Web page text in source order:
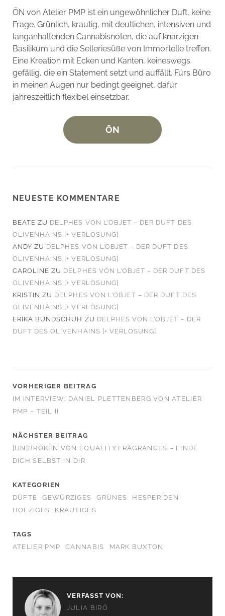
ŌN von Atelier PMP ist ein ungewöhnlicher Duft, keine
Frage. Grünlich, krautig, mit deutlichen, intensiven und
langanhaltenden Cannabisnoten, die auf knarzigen
Basilikum und die Selleriesüße von Immortelle treffen.
Eine Kreation mit Ecken und Kanten, keineswegs
gefällig, die ein Statement setzt und auffällt. Fürs Büro
in meinen Augen nur bedingt geeignet, dafür
jahreszeitlich flexibel einsetzbar.
ŌN
NEUESTE KOMMENTARE
BEATE ZU DELPHES VON L’OBJET – DER DUFT DES
OLIVENHAINS [+ VERLOSUNG]
ANDY ZU DELPHES VON L’OBJET – DER DUFT DES
OLIVENHAINS [+ VERLOSUNG]
CAROLINE ZU DELPHES VON L’OBJET – DER DUFT DES
OLIVENHAINS [+ VERLOSUNG]
KRISTIN ZU DELPHES VON L’OBJET – DER DUFT DES
OLIVENHAINS [+ VERLOSUNG]
ERIKA BUNDSCHUH ZU DELPHES VON L’OBJET – DER
DUFT DES OLIVENHAINS [+ VERLOSUNG]
VORHERIGER BEITRAG
IM INTERVIEW: DANIEL PLETTENBERG VON ATELIER
PMP – TEIL II
NÄCHSTER BEITRAG
[UN]BROKEN VON EQUALITY.FRAGRANCES – FINDE
DICH SELBST IN DIR
KATEGORIEN
DÜFTE
GEWÜRZIGES GRÜNES
HESPERIDEN
HOLZIGES
KRAUTIGES
TAGS
ATELIER PMP
CANNABIS MARK BUXTON
VERFASST VON:
JULIA BIRÓ